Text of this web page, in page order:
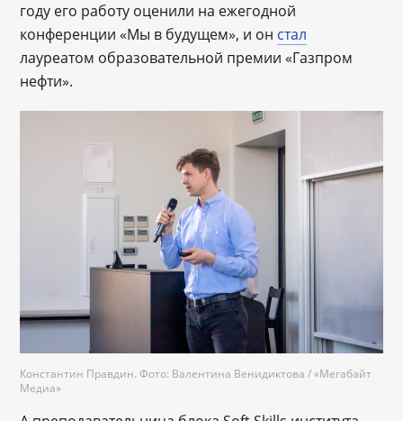
году его работу оценили на ежегодной
конференции «Мы в будущем», и он стал
лауреатом образовательной премии «Газпром
нефти».
Константин Правдин. Фото: Валентина Венидиктова / «Мегабайт
Медиа»